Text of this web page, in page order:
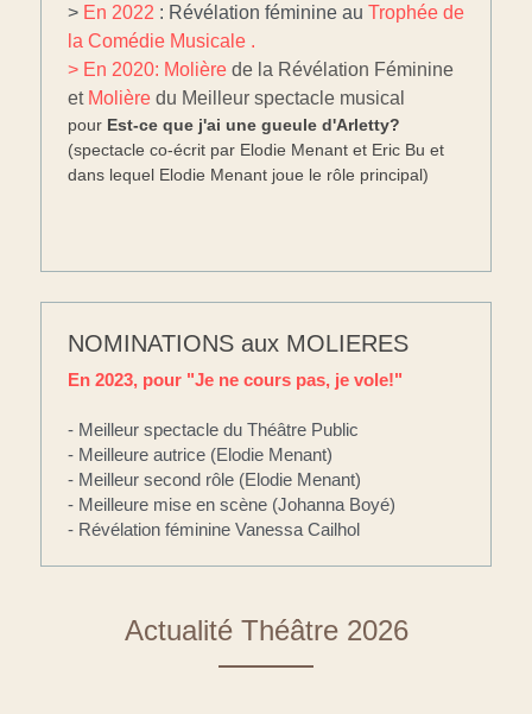
> En 2022 : Révélation féminine au Trophée de
la Comédie Musicale .
> En 2020: Molière de la Révélation Féminine
et Molière du Meilleur spectacle musical
pour Est-ce que j'ai une gueule d'Arletty?
(spectacle co-écrit par Elodie Menant et Eric Bu et
dans lequel Elodie Menant joue le rôle principal)
NOMINATIONS aux MOLIERES
En 2023, pour "Je ne cours pas, je vole!"
- Meilleur spectacle du Théâtre Public
- Meilleure autrice (Elodie Menant)
- Meilleur second rôle (Elodie Menant)
- Meilleure mise en scène (Johanna Boyé)
- Révélation féminine Vanessa Cailhol
Actualité Théâtre 2026